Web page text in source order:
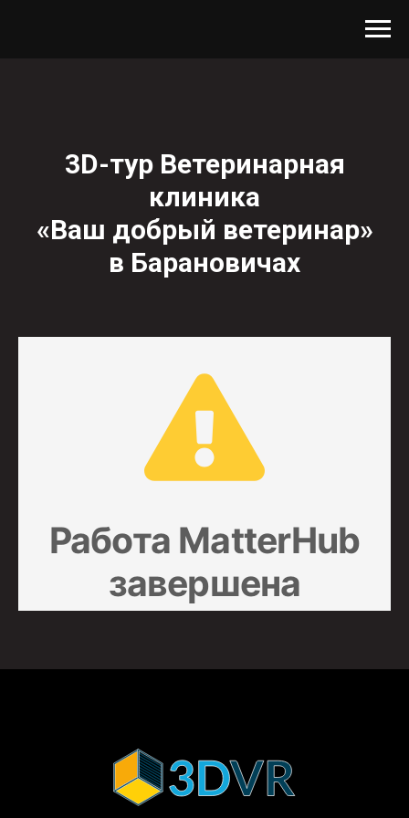
3D-тур Ветеринарная
клиника
«Ваш добрый ветеринар»
в Барановичах